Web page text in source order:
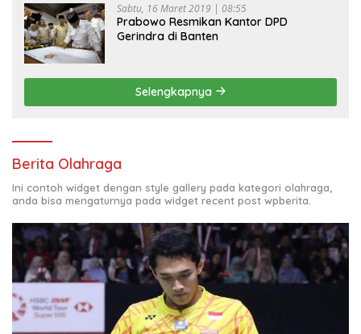
Sabtu, 16 Maret 2019 | 08:55
Prabowo Resmikan Kantor DPD
Gerindra di Banten
Selengkapnya
Berita Olahraga
Ini contoh widget dengan style gallery pada kategori olahraga,
anda bisa mengaturnya pada widget recent post wpberita.